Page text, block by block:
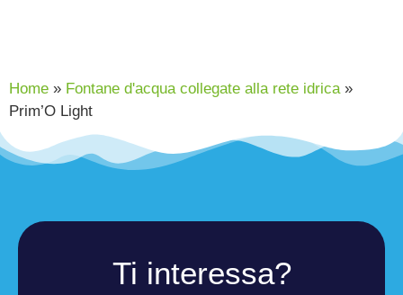
Home » Fontane d'acqua collegate alla rete idrica »
Prim’O Light
Ti interessa?